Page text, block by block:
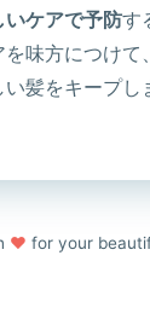
いケアで予防す
を味方につけて
髪をキープし
♥ for your